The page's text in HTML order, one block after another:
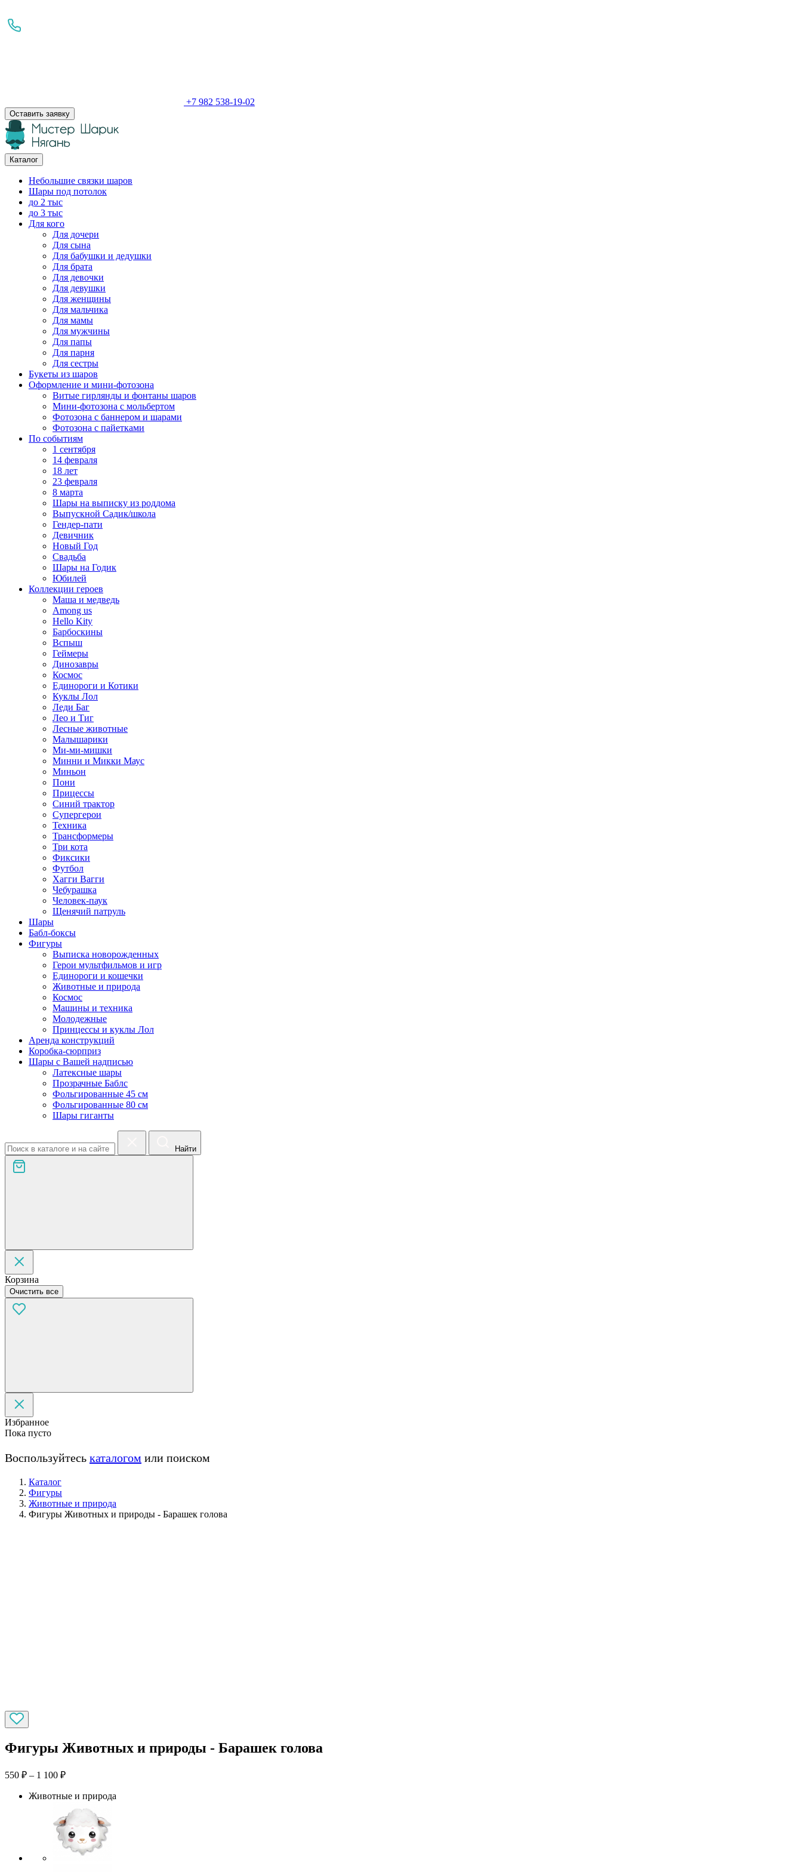
+7 982 538-19-02
Оставить заявку
Каталог
Небольшие связки шаров
Шары под потолок
до 2 тыс
до 3 тыс
Для кого
Для дочери
Для сына
Для бабушки и дедушки
Для брата
Для девочки
Для девушки
Для женщины
Для мальчика
Для мамы
Для мужчины
Для папы
Для парня
Для сестры
Букеты из шаров
Оформление и мини‑фотозона
Витые гирлянды и фонтаны шаров
Мини-фотозона с мольбертом
Фотозона с баннером и шарами
Фотозона с пайетками
По событиям
1 сентября
14 февраля
18 лет
23 февраля
8 марта
Шары на выписку из роддома
Выпускной Садик/школа
Гендер-пати
Девичник
Новый Год
Свадьба
Шары на Годик
Юбилей
Коллекции героев
Маша и медведь
Among us
Hello Kity
Барбоскины
Вспыш
Геймеры
Динозавры
Космос
Единороги и Котики
Куклы Лол
Леди Баг
Лео и Тиг
Лесные животные
Малышарики
Ми-ми-мишки
Минни и Микки Маус
Миньон
Пони
Прицессы
Синий трактор
Супергерои
Техника
Трансформеры
Три кота
Фиксики
Футбол
Хагги Вагги
Чебурашка
Человек-паук
Щенячий патруль
Шары
Бабл-боксы
Фигуры
Выписка новорожденных
Герои мультфильмов и игр
Единороги и кошечки
Животные и природа
Космос
Машины и техника
Молодежные
Принцессы и куклы Лол
Аренда конструкций
Коробка-сюрприз
Шары с Вашей надписью
Латексные шары
Прозрачные Баблс
Фольгированные 45 см
Фольгированные 80 см
Шары гиганты
Найти
Корзина
Очистить все
Избранное
Пока пусто
Воспользуйтесь каталогом или поиском
Каталог
Фигуры
Животные и природа
Фигуры Животных и природы - Барашек голова
Фигуры Животных и природы - Барашек голова
550 ₽ – 1 100 ₽
Животные и природа